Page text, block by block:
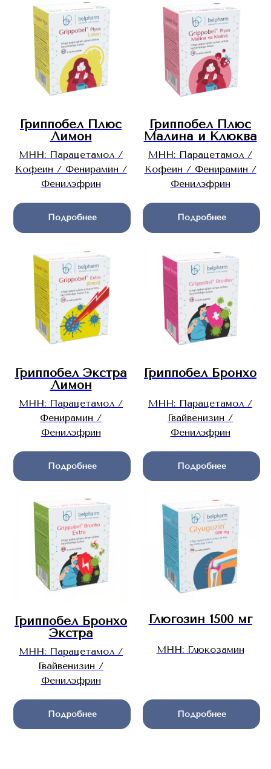
Гриппобел Плюс
Лимон
МНН: Парацетамол /
Кофеин / Фенирамин /
Фенилэфрин
Подробнее
Гриппобел Плюс
Малина и Клюква
МНН: Парацетамол /
Кофеин / Фенирамин /
Фенилэфрин
Подробнее
Гриппобел Экстра
Лимон
МНН: Парацетамол /
Фенирамин /
Фенилэфрин
Подробнее
Гриппобел Бронхо
МНН: Парацетамол /
Гвайвенизин /
Фенилэфрин
Подробнее
Гриппобел Бронхо
Экстра
МНН: Парацетамол /
Гвайвенизин /
Фенилэфрин
Подробнее
Глюгозин 1500 мг
МНН: Глюкозамин
Подробнее